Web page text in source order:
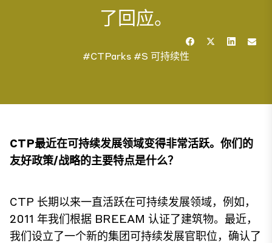
了回应。
#CTParks #S 可持续性
CTP最近在可持续发展领域变得非常活跃。你们的
友好政策/战略的主要特点是什么？
CTP 长期以来一直活跃在可持续发展领域，例如，
2011 年我们根据 BREEAM 认证了建筑物。最近，
我们设立了一个新的集团可持续发展官职位，确认了